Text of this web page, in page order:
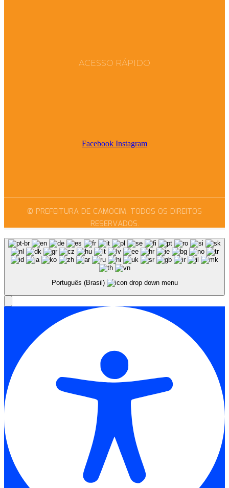
ACESSO RÁPIDO
Facebook Instagram
© PREFEITURA DE CAMOCIM. TODOS OS DIREITOS
RESERVADOS.
Português (Brasil)